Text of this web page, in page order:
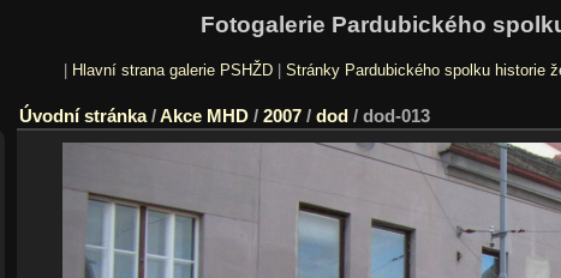
Fotogalerie Pardubického
Hlavní strana galerie PSHŽD| Stránky Pardubického spolku historie
Úvodní stránka/Akce MHD / 2007 / dod / dod-013